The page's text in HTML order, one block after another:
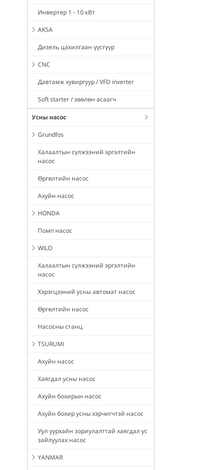
Инвертер 1 - 10 кВт
AKSA
Дизель цахилгаан үүсгүүр
CNC
Давтамж хувиргуур / VFD inverter
Soft starter / зөөлөн асаагч
Усны насос
Grundfos
Халаалтын сүлжээний эргэлтийн
насос
Өргөлтийн насос
Ахуйн насос
HONDA
Помп насос
WILO
Халаалтын сүлжээний эргэлтийн
насос
Хэрэгцээний усны автомат насос
Өргөлтийн насос
Насосны станц
TSURUMI
Ахуйн насос
Хаягдал усны насос
Ахуйн бохирын насос
Ахуйн бохир усны хэрчигчтэй насос
Уул уурхайн зориулалттай хаягдал ус
зайлуулах насос
YANMAR